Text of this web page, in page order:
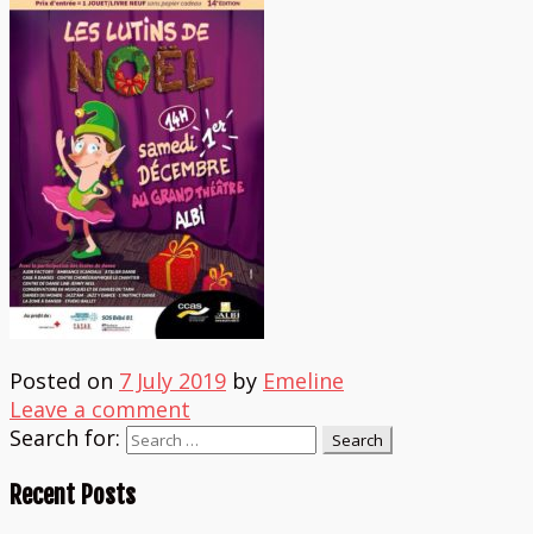
Posted on 7 July 2019 by Emeline
Leave a comment
Search for:
Recent Posts